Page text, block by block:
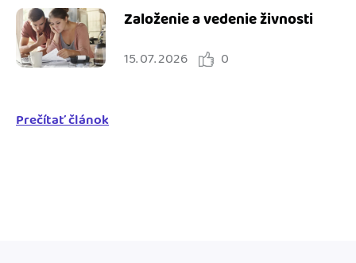
Založenie a vedenie živnosti
15. 07. 2026 0
Prečítať článok